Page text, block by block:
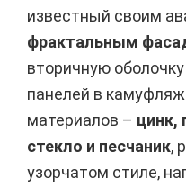
известный своим
фрактальным
вторичную
панелей в
материалов – цинк,
стекло и песчаник,
узорчатом стиле,